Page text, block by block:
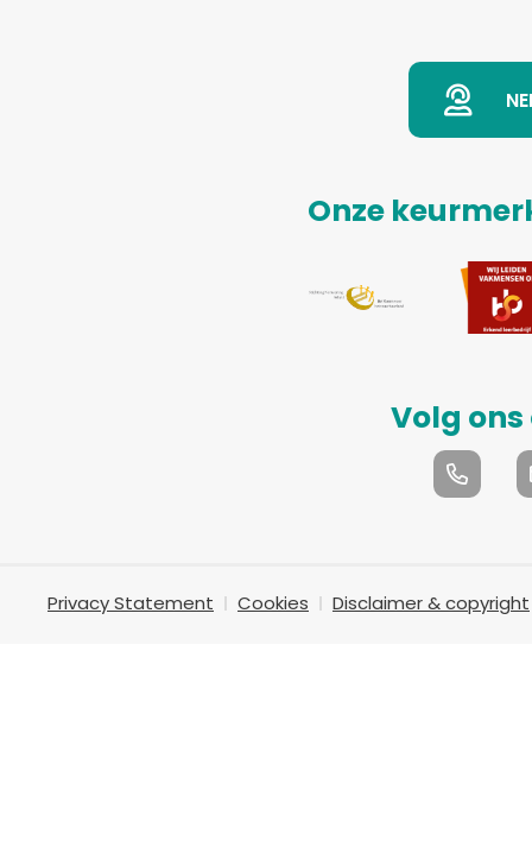
Onze
Volg
Privacy Statement Cookies Disclaimer & copyright